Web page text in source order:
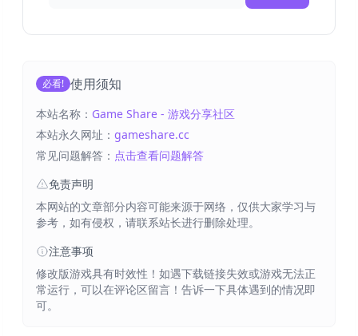
必看! 使用须知
本站名称： Game Share - 游戏分享社区
本站永久网址： gameshare.cc
常见问题解答： 点击查看问题解答
免责声明
本网站的文章部分内容可能来源于网络，仅供大家学习与
参考，如有侵权，请联系站长进行删除处理。
注意事项
修改版游戏具有时效性！如遇下载链接失效或游戏无法正
常运行，可以在评论区留言！告诉一下具体遇到的情况即
可。